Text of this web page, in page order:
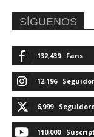
SÍGUENOS
132,439 Fans
12,196
6,999
110,000